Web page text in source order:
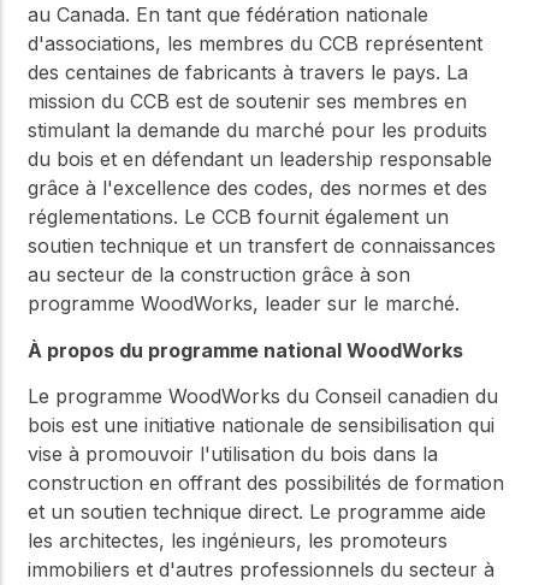
au Canada. En tant que fédération nationale
d'associations, les membres du CCB représentent
des centaines de fabricants à travers le pays. La
mission du CCB est de soutenir ses membres en
stimulant la demande du marché pour les produits
du bois et en défendant un leadership responsable
grâce à l'excellence des codes, des normes et des
réglementations. Le CCB fournit également un
soutien technique et un transfert de connaissances
au secteur de la construction grâce à son
programme WoodWorks, leader sur le marché.
À propos du programme national WoodWorks
Le programme WoodWorks du Conseil canadien du
bois est une initiative nationale de sensibilisation qui
vise à promouvoir l'utilisation du bois dans la
construction en offrant des possibilités de formation
et un soutien technique direct. Le programme aide
les architectes, les ingénieurs, les promoteurs
immobiliers et d'autres professionnels du secteur à